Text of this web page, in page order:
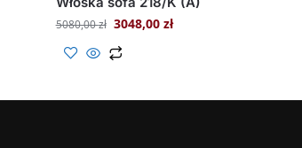
5080,00zł 3048,00 zł